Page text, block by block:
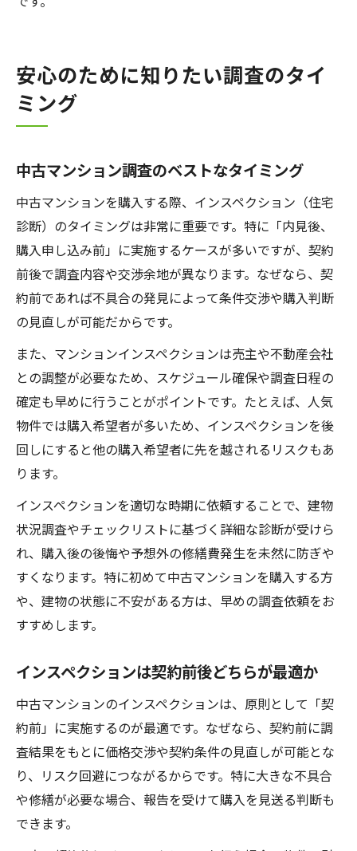
安心のために知りたい調査のタイ
ミング
中古マンション調査のベストなタイミング
中古マンションを購入する際、インスペクション（住宅
診断）のタイミングは非常に重要です。特に「内見後、
購入申し込み前」に実施するケースが多いですが、契約
前後で調査内容や交渉余地が異なります。なぜなら、契
約前であれば不具合の発見によって条件交渉や購入判断
の見直しが可能だからです。
また、マンションインスペクションは売主や不動産会社
との調整が必要なため、スケジュール確保や調査日程の
確定も早めに行うことがポイントです。たとえば、人気
物件では購入希望者が多いため、インスペクションを後
回しにすると他の購入希望者に先を越されるリスクもあ
ります。
インスペクションを適切な時期に依頼することで、建物
状況調査やチェックリストに基づく詳細な診断が受けら
れ、購入後の後悔や予想外の修繕費発生を未然に防ぎや
すくなります。特に初めて中古マンションを購入する方
や、建物の状態に不安がある方は、早めの調査依頼をお
すすめします。
インスペクションは契約前後どちらが最適か
中古マンションのインスペクションは、原則として「契
約前」に実施するのが最適です。なぜなら、契約前に調
査結果をもとに価格交渉や契約条件の見直しが可能とな
り、リスク回避につながるからです。特に大きな不具合
や修繕が必要な場合、報告を受けて購入を見送る判断も
できます。